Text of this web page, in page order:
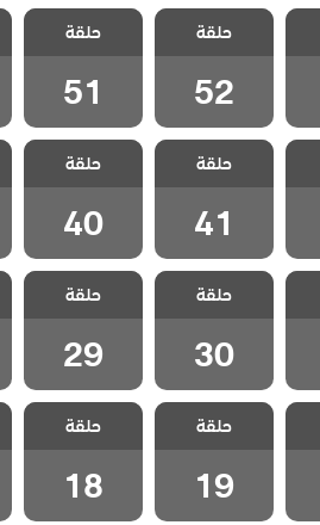
مسلسل مد وجزر
مدبلج الحلقة 52
حلقة
52
مسلسل مد وجزر
مدبلج الحلقة 51
حلقة
51
مسلسل مد وجزر
مدبلج الحلقة 41
حلقة
41
مسلسل مد وجزر
مدبلج الحلقة 40
حلقة
40
مسلسل مد وجزر
مدبلج الحلقة 30
حلقة
30
مسلسل مد وجزر
مدبلج الحلقة 29
حلقة
29
مسلسل مد وجزر
مدبلج الحلقة 19
حلقة
19
مسلسل مد وجزر
مدبلج الحلقة 18
حلقة
18